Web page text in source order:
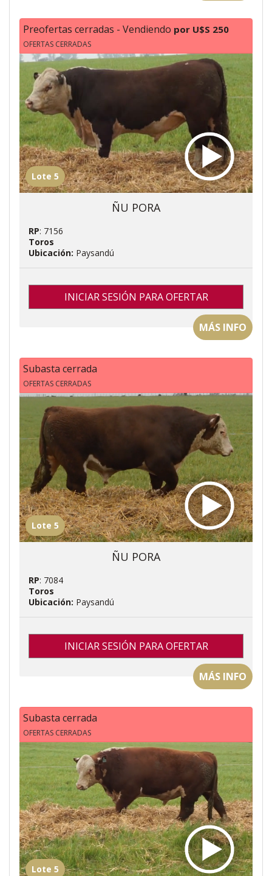
Preofertas cerradas - Vendiendo por U$S 250
OFERTAS CERRADAS
Lote 5
ÑU PORA
RP: 7156
Toros
Ubicación: Paysandú
INICIAR SESIÓN PARA OFERTAR
MÁS INFO
Subasta cerrada
OFERTAS CERRADAS
Lote 5
ÑU PORA
RP: 7084
Toros
Ubicación: Paysandú
INICIAR SESIÓN PARA OFERTAR
MÁS INFO
Subasta cerrada
OFERTAS CERRADAS
Lote 5